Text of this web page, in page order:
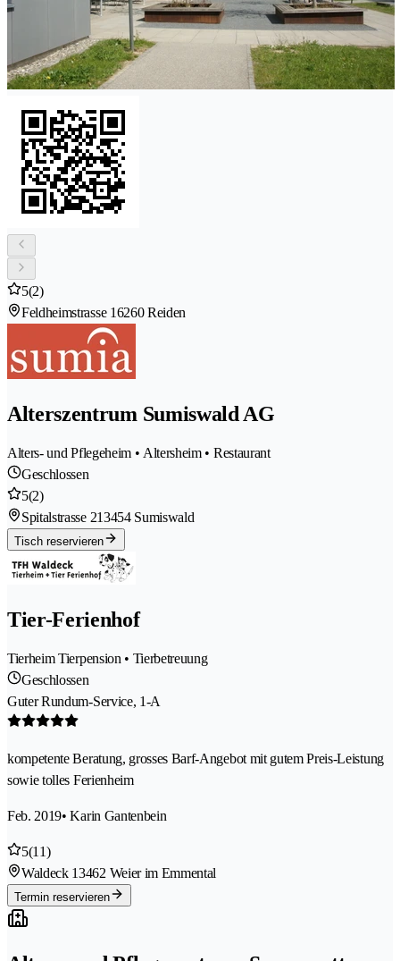
5(2)
Feldheimstrasse 16260 Reiden
Alterszentrum Sumiswald AG
Alters- und Pflegeheim • Altersheim • Restaurant
Geschlossen
5(2)
Spitalstrasse 213454 Sumiswald
Tisch reservieren
Tier-Ferienhof
Tierheim Tierpension • Tierbetreuung
Geschlossen
Guter Rundum-Service, 1-A
kompetente Beratung, grosses Barf-Angebot mit gutem Preis-Leistung
sowie tolles Ferienheim
Feb. 2019• Karin Gantenbein
5(11)
Waldeck 13462 Weier im Emmental
Termin reservieren